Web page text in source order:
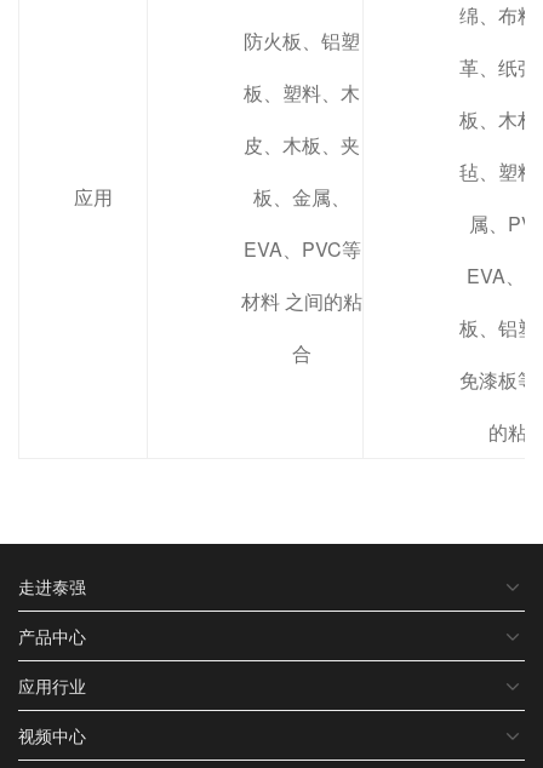
应用
防火板、铝塑
板、塑料、木
皮、木板、夹
板、金属、
EVA、PVC等
材料 之间的粘
合
绵、布料
革、纸张
板、木材
毡、塑料
属、
EVA、
板、铝塑
免漆板等
的粘
走进泰强
产品中心
应用行业
视频中心